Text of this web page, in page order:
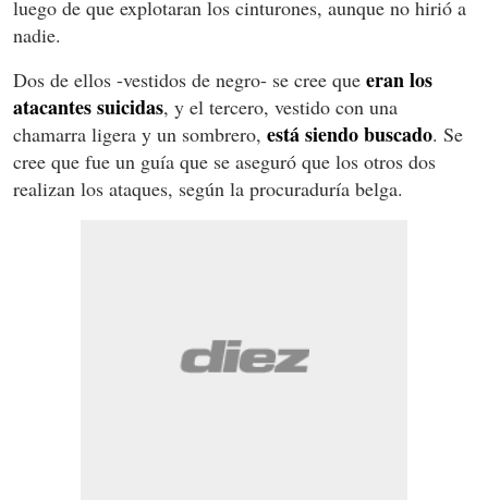
luego de que explotaran los cinturones, aunque no hirió a
nadie.
Dos de ellos -vestidos de negro- se cree que eran los
atacantes suicidas, y el tercero, vestido con una
chamarra ligera y un sombrero, está siendo buscado. Se
cree que fue un guía que se aseguró que los otros dos
realizan los ataques, según la procuraduría belga.